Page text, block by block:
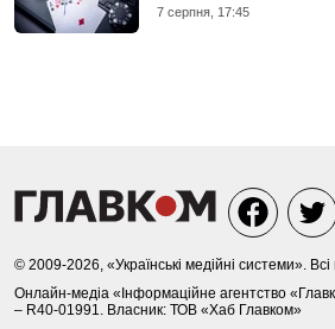
7 серпня, 17:45
© 2009-2026, «Українські медійні системи».
Онлайн-медіа «Інформаційне агентство
– R40-01991. Власник: ТОВ «Хаб Главком»